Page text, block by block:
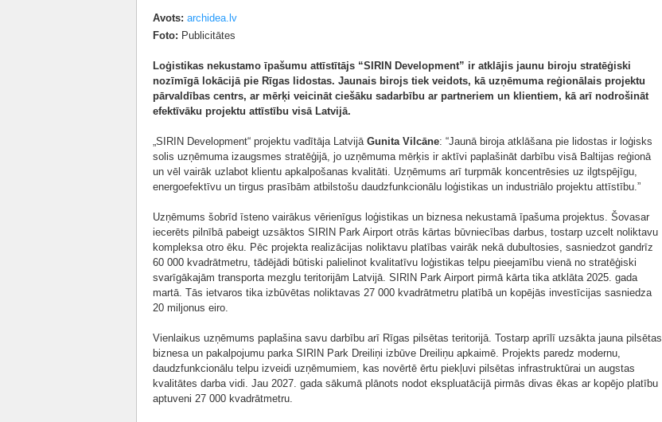
Avots: archidea.lv
Foto: Publicitātes
Loģistikas nekustamo īpašumu attīstītājs “SIRIN Development” ir atklājis jaunu biroju stratēģiski
nozīmīgā lokācijā pie Rīgas lidostas. Jaunais birojs tiek veidots, kā uzņēmuma reģionālais projektu
pārvaldības centrs, ar mērķi veicināt ciešāku sadarbību ar partneriem un klientiem, kā arī nodrošināt
efektīvāku projektu attīstību visā Latvijā.
„SIRIN Development“ projektu vadītāja Latvijā Gunita Vilcāne: “Jaunā biroja atklāšana pie lidostas ir loģisks
solis uzņēmuma izaugsmes stratēģijā, jo uzņēmuma mērķis ir aktīvi paplašināt darbību visā Baltijas reģionā
un vēl vairāk uzlabot klientu apkalpošanas kvalitāti. Uzņēmums arī turpmāk koncentrēsies uz ilgtspējīgu,
energoefektīvu un tirgus prasībām atbilstošu daudzfunkcionālu loģistikas un industriālo projektu attīstību.”
Uzņēmums šobrīd īsteno vairākus vērienīgus loģistikas un biznesa nekustamā īpašuma projektus. Šovasar
iecerēts pilnībā pabeigt uzsāktos SIRIN Park Airport otrās kārtas būvniecības darbus, tostarp uzcelt noliktavu
kompleksa otro ēku. Pēc projekta realizācijas noliktavu platības vairāk nekā dubultosies, sasniedzot gandrīz
60 000 kvadrātmetru, tādējādi būtiski palielinot kvalitatīvu loģistikas telpu pieejamību vienā no stratēģiski
svarīgākajām transporta mezglu teritorijām Latvijā. SIRIN Park Airport pirmā kārta tika atklāta 2025. gada
martā. Tās ietvaros tika izbūvētas noliktavas 27 000 kvadrātmetru platībā un kopējās investīcijas sasniedza
20 miljonus eiro.
Vienlaikus uzņēmums paplašina savu darbību arī Rīgas pilsētas teritorijā. Tostarp aprīlī uzsākta jauna pilsētas
biznesa un pakalpojumu parka SIRIN Park Dreiliņi izbūve Dreiliņu apkaimē. Projekts paredz modernu,
daudzfunkcionālu telpu izveidi uzņēmumiem, kas novērtē ērtu piekļuvi pilsētas infrastruktūrai un augstas
kvalitātes darba vidi. Jau 2027. gada sākumā plānots nodot ekspluatācijā pirmās divas ēkas ar kopējo platību
aptuveni 27 000 kvadrātmetru.